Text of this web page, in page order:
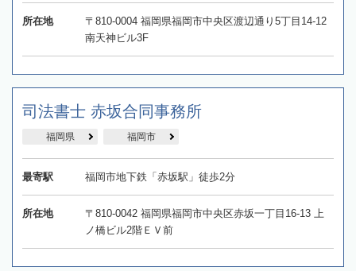
所在地
〒810-0004 福岡県福岡市中央区渡辺通り5丁目14-12
南天神ビル3F
司法書士 赤坂合同事務所
福岡県 福岡市
最寄駅 福岡市地下鉄「赤坂駅」徒歩2分
所在地
〒810-0042 福岡県福岡市中央区赤坂一丁目16-13 上
ノ橋ビル2階ＥＶ前